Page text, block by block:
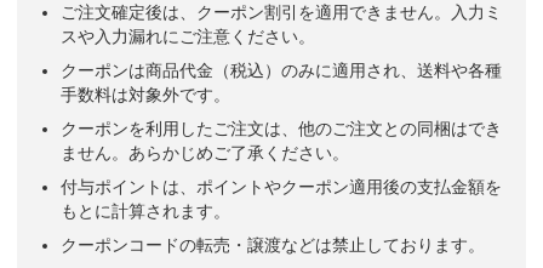
ご注文確定後は、クーポン割引を適用できません。入力ミ
スや入力漏れにご注意ください。
クーポンは商品代金（税込）のみに適用され、送料や各種
手数料は対象外です。
クーポンを利用したご注文は、他のご注文との同梱はでき
ません。あらかじめご了承ください。
付与ポイントは、ポイントやクーポン適用後の支払金額を
もとに計算されます。
クーポンコードの転売・譲渡などは禁止しております。